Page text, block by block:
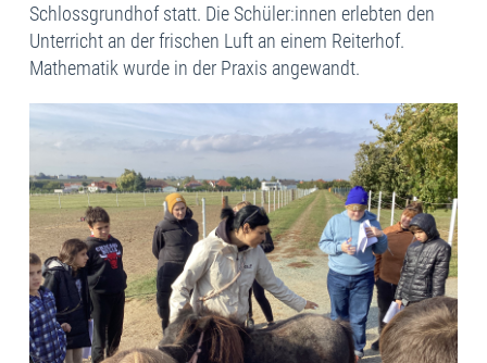
Schlossgrundhof statt. Die Schüler:innen erlebten den
Unterricht an der frischen Luft an einem Reiterhof.
Mathematik wurde in der Praxis angewandt.